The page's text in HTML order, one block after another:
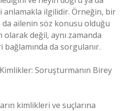
anlamakla ilgilidir. Örneğin, bir
ailenin söz konusu olduğu
olarak değil, aynı zamanda
da sorgulanır.
Soruşturmanın Birey
kimlikleri ve suçlarına